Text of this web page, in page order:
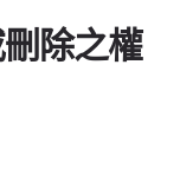
除之權